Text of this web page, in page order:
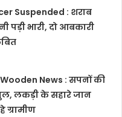
Suspended : शराब
पड़ी भारी, दो आबकारी
News : सपनों की
लकड़ी के सहारे जान
ग्रामीण